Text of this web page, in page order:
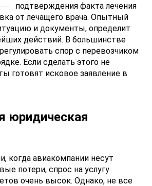
подтверждения факта лечения
от лечащего врача. Опытный
и документы, определит
действий. В большинстве
спор с перевозчиком
Если сделать этого не
готовят исковое заявление в
юридическая
когда авиакомпании несут
потери, спрос на услугу
очень высок. Однако, не все